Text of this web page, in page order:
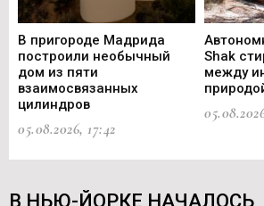
В пригороде Мадрида
построили необычный
дом из пяти
взаимосвязанных
цилиндров
05.08.2026, 17:42
Shak
между
В НЬЮ-ЙОРКЕ НАЧАЛОСЬ